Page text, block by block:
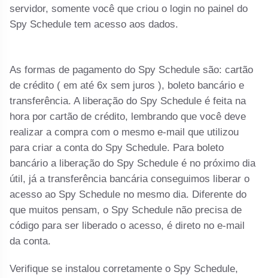
servidor, somente você que criou o login no painel do
Spy Schedule tem acesso aos dados.
As formas de pagamento do Spy Schedule são: cartão
de crédito ( em até 6x sem juros ), boleto bancário e
transferência. A liberação do Spy Schedule é feita na
hora por cartão de crédito, lembrando que você deve
realizar a compra com o mesmo e-mail que utilizou
para criar a conta do Spy Schedule. Para boleto
bancário a liberação do Spy Schedule é no próximo dia
útil, já a transferência bancária conseguimos liberar o
acesso ao Spy Schedule no mesmo dia. Diferente do
que muitos pensam, o Spy Schedule não precisa de
código para ser liberado o acesso, é direto no e-mail
da conta.
Verifique se instalou corretamente o Spy Schedule,